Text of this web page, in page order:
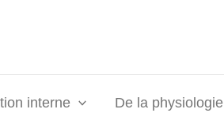
interne De la physiologie